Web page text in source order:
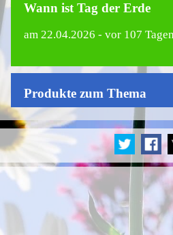
Wann ist Tag der Erde
am 22.04.2026 - vor 107 Tagen
Produkte zum Thema